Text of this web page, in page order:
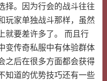
择。因为行会的战斗往往
玩家单独战斗那样，虽然
就要差许多了。 而且行
变传奇私服中有体验群体
之后在很多方面都会获得
知道的优势技巧还有一些